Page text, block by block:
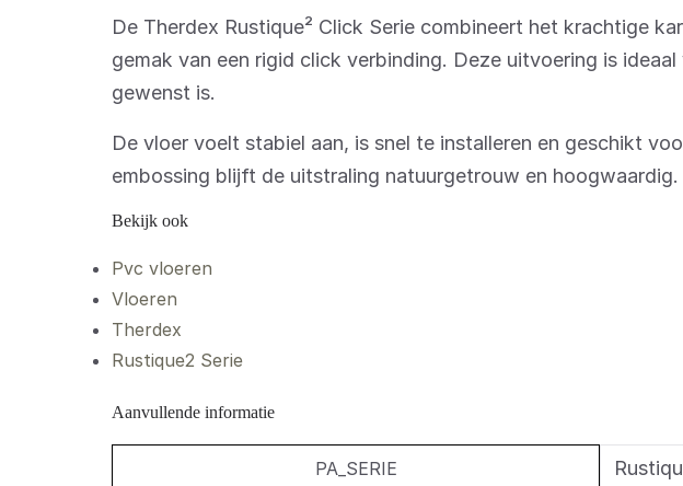
De Therdex Rustique² Click Serie combineert het krachtige
gemak van een rigid click verbinding. Deze uitvoering is
gewenst is.
De vloer voelt stabiel aan, is snel te installeren en geschikt
embossing blijft de uitstraling natuurgetrouw en hoogwaardig.
Bekijk ook
Pvc vloeren
Vloeren
Therdex
Rustique2 Serie
Aanvullende informatie
PA_SERIE